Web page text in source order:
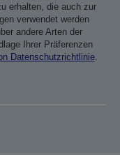
erhalten, die auch zur
verwendet werden
andere Arten der
Ihrer Präferenzen
Datenschutzrichtlinie.